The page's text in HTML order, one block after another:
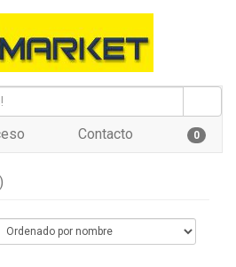
Contacto 0